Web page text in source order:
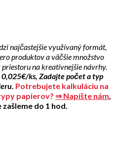
najčastejšie využívaný formát,
produktov a väčšie množstvo
na kreatívnejšie návrhy.
0,025€/ks, Zadajte počet a typ
Potrebujete kalkuláciu na
papierov? ⇒ Napíšte nám,
do 1 hod.